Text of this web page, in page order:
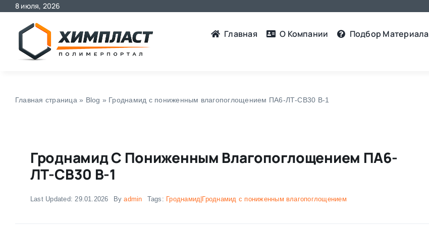
Skip
content
8 июля, 2026
Главная О Компании Подбор Материалa
Главная страница » Blog » Гроднамид с пониженным влагопоглощением ПА6-ЛТ-СВ30 В-1
Гроднамид С Пониженным Влагопоглощением ПА6-
ЛТ-СВ30 В-1
Last Updated: 29.01.2026 Byadmin Tags: Гроднамид|Гроднамид с пониженным влагопоглощением